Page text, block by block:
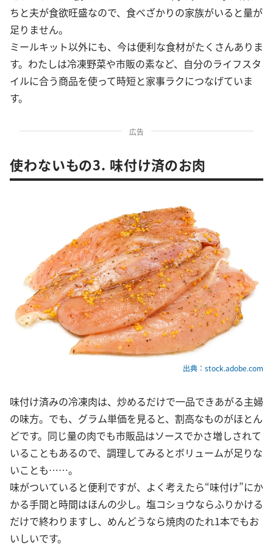
ちと夫が食欲旺盛なので、食べざかりの家族がいると量が
足りません。
ミールキット以外にも、今は便利な食材がたくさんありま
す。わたしは冷凍野菜や市販の素など、自分のライフスタ
イルに合う商品を使って時短と家事ラクにつなげていま
す。
広告
使わないもの3. 味付け済のお肉
出典：stock.adobe.com
味付け済みの冷凍肉は、炒めるだけで一品できあがる主婦
の味方。でも、グラム単価を見ると、割高なものがほとん
どです。同じ量の肉でも市販品はソースでかさ増しされて
いることもあるので、調理してみるとボリュームが足りな
いことも……。
味がついていると便利ですが、よく考えたら“味付け”にか
かる手間と時間はほんの少し。塩コショウならふりかける
だけで終わりますし、めんどうなら焼肉のたれ1本でもお
いしいです。